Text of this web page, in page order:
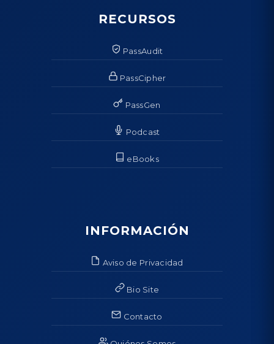
RECURSOS
PassAudit
PassCipher
PassGen
Podcast
eBooks
INFORMACIÓN
Aviso de Privacidad
Bio Site
Contacto